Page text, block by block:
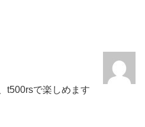
で楽しめます